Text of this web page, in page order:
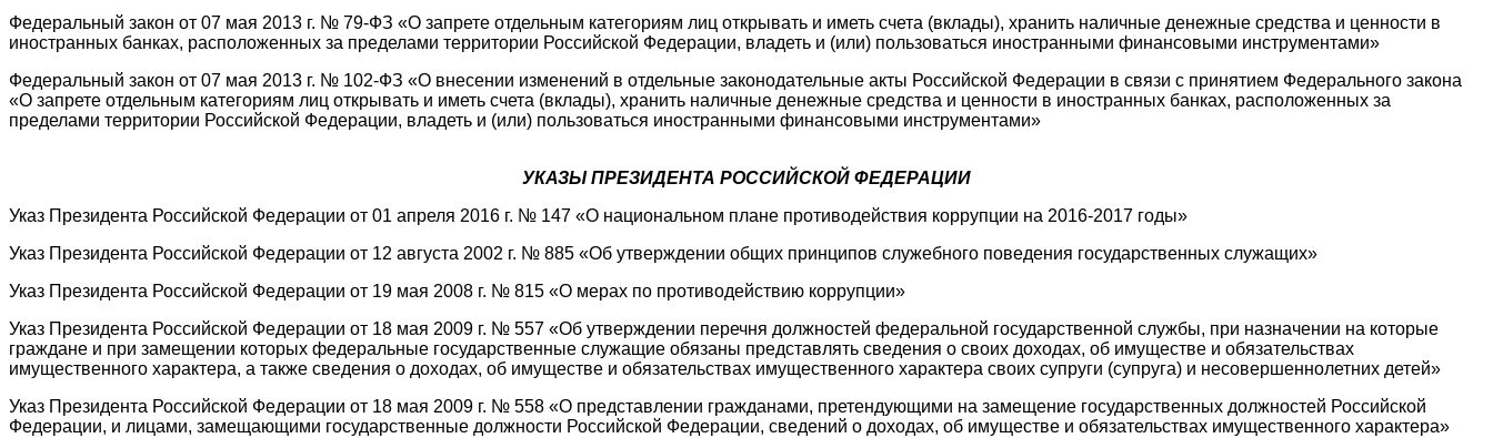
Федеральный закон от 07 мая 2013 г. № 79-ФЗ «О запрете отдельным категориям лиц открывать и иметь счета (вклады), хранить наличные денежные средства и ценности в
иностранных банках, расположенных за пределами территории Российской Федерации, владеть и (или) пользоваться иностранными финансовыми инструментами»
Федеральный закон от 07 мая 2013 г. № 102-ФЗ «О внесении изменений в отдельные законодательные акты Российской Федерации в связи с принятием Федерального закона
«О запрете отдельным категориям лиц открывать и иметь счета (вклады), хранить наличные денежные средства и ценности в иностранных банках, расположенных за
пределами территории Российской Федерации, владеть и (или) пользоваться иностранными финансовыми инструментами»
УКАЗЫ ПРЕЗИДЕНТА РОССИЙСКОЙ ФЕДЕРАЦИИ
Указ Президента Российской Федерации от 01 апреля 2016 г. № 147 «О национальном плане противодействия коррупции на 2016-2017 годы»
Указ Президента Российской Федерации от 12 августа 2002 г. № 885 «Об утверждении общих принципов служебного поведения государственных служащих»
Указ Президента Российской Федерации от 19 мая 2008 г. № 815 «О мерах по противодействию коррупции»
Указ Президента Российской Федерации от 18 мая 2009 г. № 557 «Об утверждении перечня должностей федеральной государственной службы, при назначении на которые
граждане и при замещении которых федеральные государственные служащие обязаны представлять сведения о своих доходах, об имуществе и обязательствах
имущественного характера, а также сведения о доходах, об имуществе и обязательствах имущественного характера своих супруги (супруга) и несовершеннолетних детей»
Указ Президента Российской Федерации от 18 мая 2009 г. № 558 «О представлении гражданами, претендующими на замещение государственных должностей Российской
Федерации, и лицами, замещающими государственные должности Российской Федерации, сведений о доходах, об имуществе и обязательствах имущественного характера»